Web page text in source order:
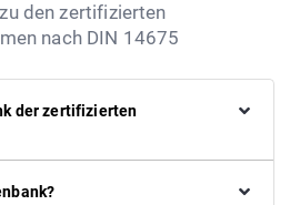
den zertifizierten
nach DIN 14675
der zertifizierten